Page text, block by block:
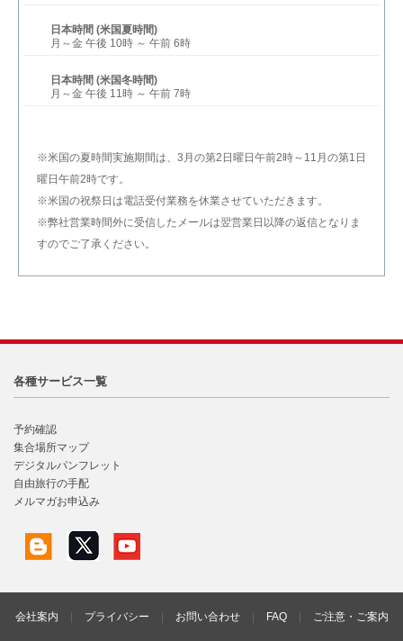
日本時間 (米国夏時間)
月～金 午後 10時 ～ 午前 6時
日本時間 (米国冬時間)
月～金 午後 11時 ～ 午前 7時
※米国の夏時間実施期間は、3月の第2日曜日午前2時～11月の第1日
曜日午前2時です。
※米国の祝祭日は電話受付業務を休業させていただきます。
※弊社営業時間外に受信したメールは翌営業日以降の返信となりま
すのでご了承ください。
各種サービス一覧
予約確認
集合場所マップ
デジタルパンフレット
自由旅行の手配
メルマガお申込み
会社案内 プライバシー お問い合わせ FAQ ご注意・ご案内